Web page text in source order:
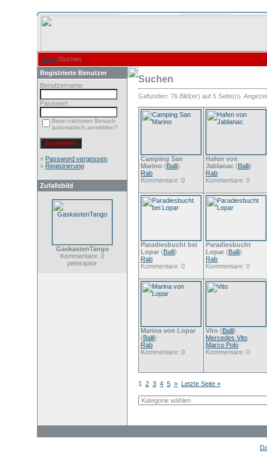
Home/Suchen
Registrierte Benutzer
Benutzername:
Passwort:
Beim nächsten Besuch
automatisch anmelden?
» Password vergessen
» Registrierung
Zufallsbild
GaskastenTango
Kommentare: 0
peteraptor
Suchen
Gefunden: 76 Bild(er) auf 5 Seite(n).
Camping San
Marino (Balli)
Rab
Kommentare: 0
Hafen von
Jablanac (Balli)
Rab
Kommentare: 0
Paradiesbucht bei
Lopar (Balli)
Rab
Kommentare: 0
Paradiesbucht
Lopar (Balli)
Rab
Kommentare: 0
Marina von Lopar
(Balli)
Rab
Kommentare: 0
Vito (Balli)
Mercedes Vito
Marco Polo
Kommentare: 0
1 2 3 4 5 » Letzte Seite »